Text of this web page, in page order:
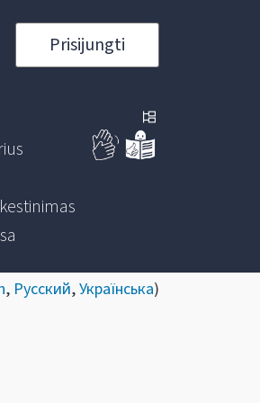
Prisijungti
, Русский,Українська)